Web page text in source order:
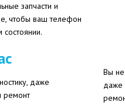
запчасти и
чтобы ваш телефон
Вы не
даже
даже
ремонт